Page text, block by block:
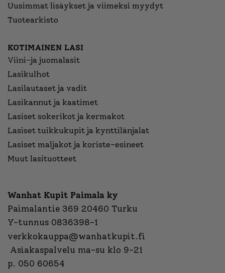
Uusimmat lisäykset ja viimeksi myydyt
Tuotearkisto
KOTIMAINEN LASI
Viini-ja juomalasit
Lasikulhot
Lasilautaset ja vadit
Lasikannut ja kaatimet
Lasiset sokerikot ja kermakot
Lasiset tuikkukupit ja kynttilänjalat
Lasiset maljakot ja koriste-esineet
Muut lasituotteet
Wanhat Kupit Paimala ky
Paimalantie 369 20460 Turku
Y-tunnus 0836398-1
verkkokauppa@wanhatkupit.fi
Asiakaspalvelu ma-su klo 9-21
p. 050 60654